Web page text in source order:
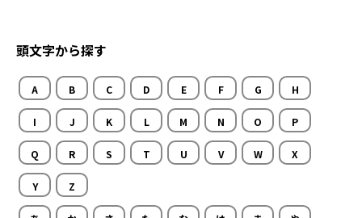
頭文字から探す
A B C D E F G H
I J K L M N O P
Q R S T U V W X
Y Z